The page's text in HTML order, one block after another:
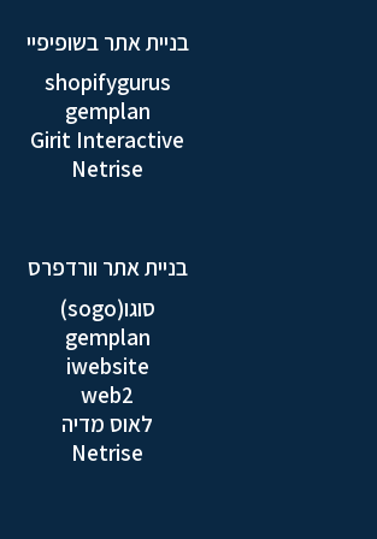
בניית אתר בשופיפיי
shopifygurus
gemplan
Girit Interactive
Netrise
בניית אתר וורדפרס
סוגו(sogo)
gemplan
iwebsite
web2
לאוס מדיה
Netrise